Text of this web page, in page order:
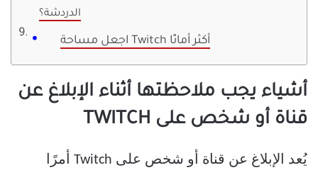
الدردشة؟
اجعل مساحة Twitch أكثر أمانًا
أشياء يجب ملاحظتها أثناء الإبلاغ عن
قناة أو شخص على TWITCH
يُعد الإبلاغ عن قناة أو شخص على Twitch أمرًا